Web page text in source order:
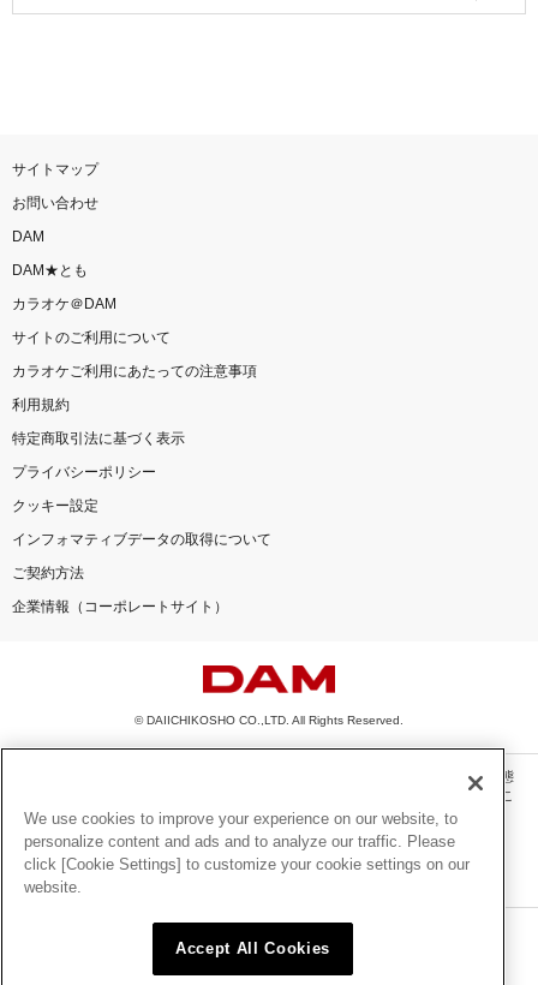
サイトマップ
お問い合わせ
DAM
DAM★とも
カラオケ＠DAM
サイトのご利用について
カラオケご利用にあたっての注意事項
利用規約
特定商取引法に基づく表示
プライバシーポリシー
クッキー設定
インフォマティブデータの取得について
ご契約方法
企業情報（コーポレートサイト）
© DAIICHIKOSHO CO.,LTD. All Rights Reserved.
このサイトに掲載されている一切の文章・画像・写真・動画・音声等を、手段や形態
を問わず、著作権法の定める範囲を超えて無断で複製、転載、ファイル化などするこ
とを禁じます。
楽曲及びコンテンツは、機種によりご利用いただけない場合があります。
楽曲及びコンテンツの配信日、配信内容が変更になる場合があります。
楽曲によりMYリスト保存ができない場合があります。
6602250213Y31015 6602250112Y38026 6602250240Y31015
6602250241Y45122
We use cookies to improve your experience on our website, to
personalize content and ads and to analyze our traffic. Please
click [Cookie Settings] to customize your cookie settings on our
website.
Accept All Cookies